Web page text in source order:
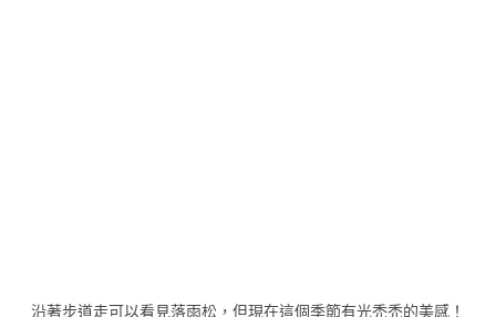
沿著步道走可以看見落雨松，但現在這個季節有光禿禿的美感！